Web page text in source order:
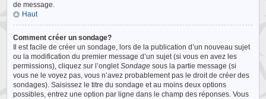
de message.
Haut
Comment créer un sondage?
Il est facile de créer un sondage, lors de la publication d’un nouveau sujet
ou la modification du premier message d’un sujet (si vous en avez les
permissions), cliquez sur l’ongletSondage sous la partie message (si
vous ne le voyez pas, vous n’avez probablement pas le droit de créer des
sondages). Saisissez le titre du sondage et au moins deux options
possibles, entrez une option par ligne dans le champ des réponses. Vous